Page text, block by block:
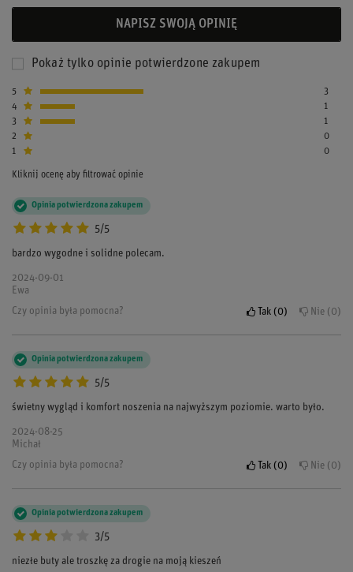
NAPISZ SWOJĄ OPINIĘ
Pokaż tylko opinie potwierdzone zakupem
5
3
4
1
3
1
2
0
1
0
Kliknij ocenę aby filtrować opinie
5/5
Opinia potwierdzona zakupem
bardzo wygodne i solidne polecam.
2024-09-01
Ewa
Czy opinia była pomocna?
Tak 0 Nie 0
5/5
Opinia potwierdzona zakupem
świetny wygląd i komfort noszenia na najwyższym poziomie. warto było.
2024-08-25
Michał
Czy opinia była pomocna?
Tak 0 Nie 0
3/5
Opinia potwierdzona zakupem
niezłe buty ale troszkę za drogie na moją kieszeń